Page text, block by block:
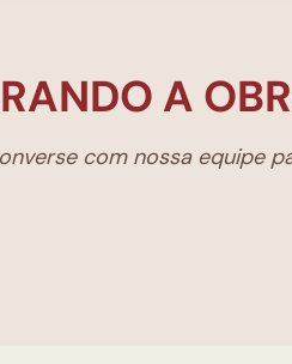
A
com nossa equipe